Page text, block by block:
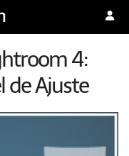
4:
de Ajuste